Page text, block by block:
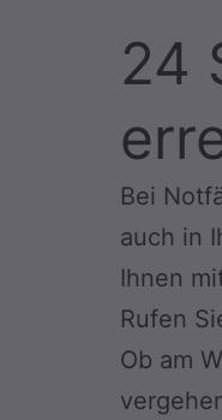
24
Bei
auch in
Ihnen
Rufen
Ob am